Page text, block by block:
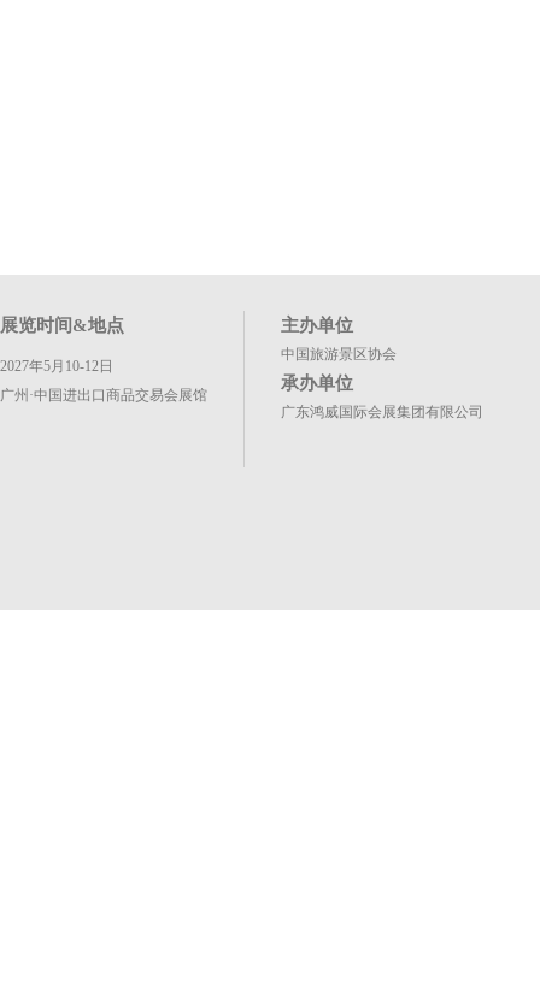
展览时间&地点
2027年5月10-12日
广州·中国进出口商品交易会展馆
主办单位
中国旅游景区协会
承办单位
广东鸿威国际会展集团有限公司